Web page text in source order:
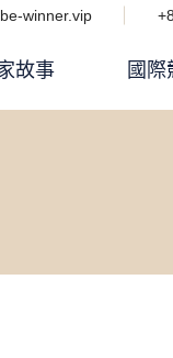
winner.vip
故事 國際